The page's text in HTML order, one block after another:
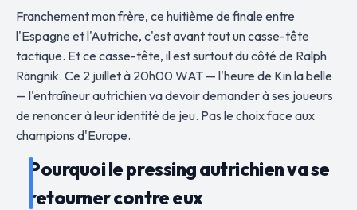
Franchement mon frère, ce huitième de finale entre
l'Espagne et l'Autriche, c'est avant tout un casse-tête
tactique. Et ce casse-tête, il est surtout du côté de Ralph
Rängnik. Ce 2 juillet à 20h00 WAT — l'heure de Kin la belle
— l'entraîneur autrichien va devoir demander à ses joueurs
de renoncer à leur identité de jeu. Pas le choix face aux
champions d'Europe.
Pourquoi le pressing autrichien va se
retourner contre eux